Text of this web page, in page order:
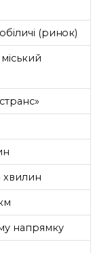
(ринок)
хвилин
напрямку